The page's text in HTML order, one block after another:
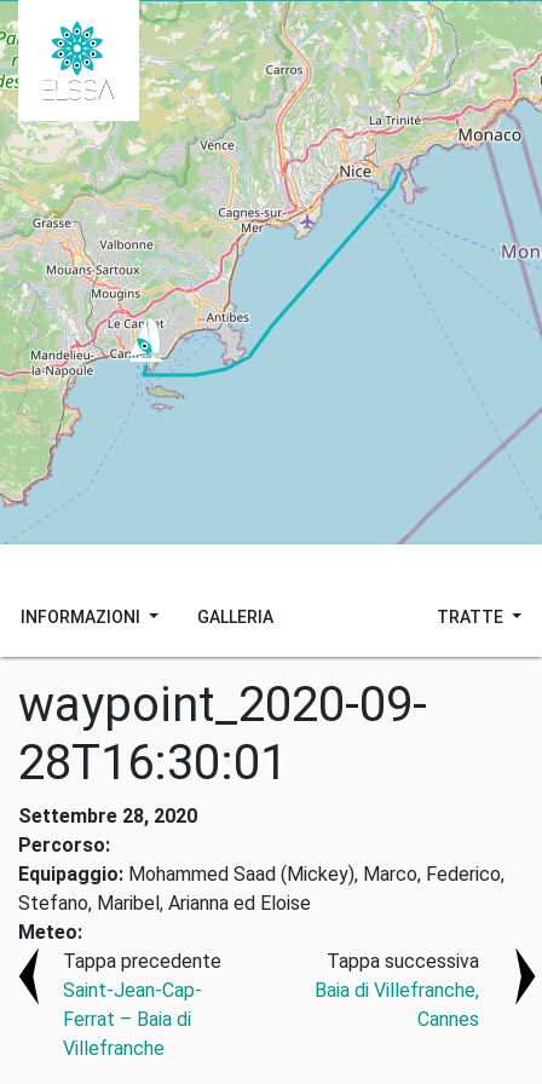
INFORMAZIONI GALLERIA TRATTE
waypoint_2020-09-
28T16:30:01
Settembre 28, 2020
Percorso:
Equipaggio: Mohammed Saad (Mickey), Marco, Federico,
Stefano, Maribel, Arianna ed Eloise
Meteo:
Tappa precedente
Saint-Jean-Cap-
Ferrat – Baia di
Villefranche
Tappa successiva
Baia di Villefranche,
Cannes